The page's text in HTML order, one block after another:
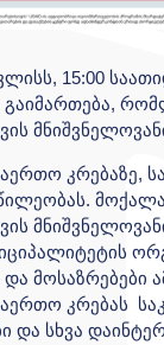
15:00
გაიმართება,
კრებაზე,
და მოსაზრებები
კრებას
და სხვა